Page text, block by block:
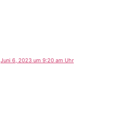
Juni 6, 2023 um 9:20 am Uhr